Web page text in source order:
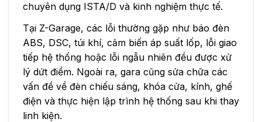
chuyên dụng ISTA/D và kinh nghiệm thực tế.
Tại Z-Garage, các lỗi thường gặp như báo đèn
ABS, DSC, túi khí, cảm biến áp suất lốp, lỗi giao
tiếp hệ thống hoặc lỗi ngẫu nhiên đều được xử
lý dứt điểm. Ngoài ra, gara cũng sửa chữa các
vấn đề về đèn chiếu sáng, khóa cửa, kính, ghế
điện và thực hiện lập trình hệ thống sau khi thay
linh kiện.